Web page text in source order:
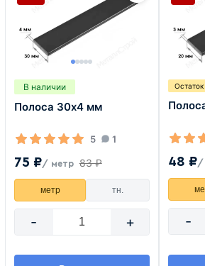
В наличии
Полоса 30х4 мм
5 1
75 ₽/ метр 83 ₽
метр тн.
- +
48 ₽/
-